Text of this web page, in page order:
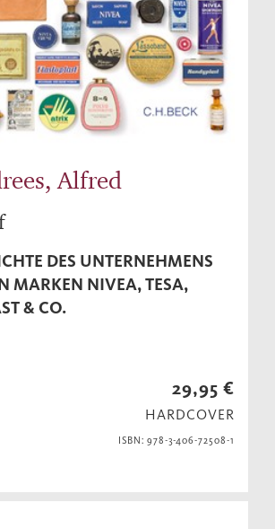
Alfred
DES UNTERNEHMENS
MARKEN NIVEA, TESA,
& CO.
29,95 €
HARDCOVER
ISBN: 978-3-406-72508-1